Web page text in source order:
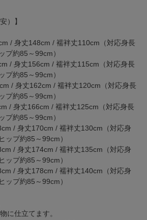
）】
/ 身丈148cm / 襦袢丈110cm（対応身長
プ約85～99cm）
/ 身丈156cm / 襦袢丈115cm（対応身長
プ約85～99cm）
/ 身丈162cm / 襦袢丈120cm（対応身長
プ約85～99cm）
/ 身丈166cm / 襦袢丈125cm（対応身長
プ約85～99cm）
/ 身丈170cm / 襦袢丈130cm（対応身
ップ約85～99cm）
/ 身丈174cm / 襦袢丈135cm（対応身
ップ約85～99cm）
/ 身丈178cm / 襦袢丈140cm（対応身
ップ約85～99cm）
に仕立てます。